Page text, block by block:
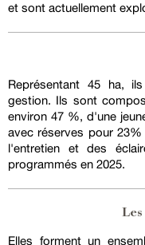
et sont actuellement
Représentant 45 ha,
gestion. Ils sont
environ 47 %, d'une
avec réserves pour
l'entretien et des
programmés en 2025.
Les
Elles forment un